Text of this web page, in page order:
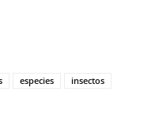
especies
insectos